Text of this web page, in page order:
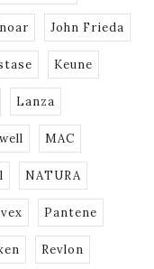
John Frieda
Keune
Lanza
MAC
NATURA
Pantene
Revlon